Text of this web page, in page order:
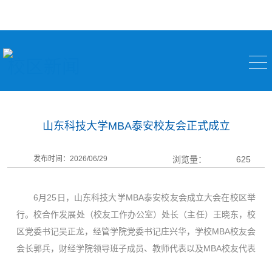
山东科技大学MBA泰安校友会正式成立
发布时间：2026/06/29 浏览量： 625
6月25日，山东科技大学MBA泰安校友会成立大会在校区举
行。校合作发展处（校友工作办公室）处长（主任）王晓东，校
区党委书记吴正龙，经管学院党委书记庄兴华，学校MBA校友会
会长郭兵，财经学院领导班子成员、教师代表以及MBA校友代表